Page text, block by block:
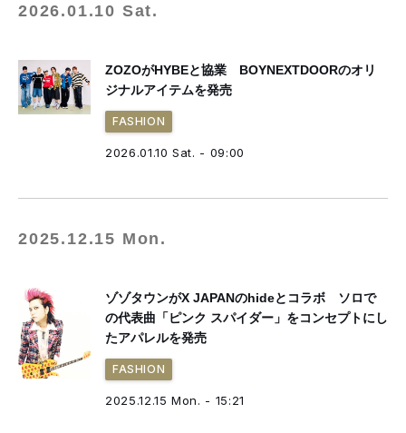
2026.01.10 Sat.
ZOZOがHYBEと協業 BOYNEXTDOORのオリ
ジナルアイテムを発売
FASHION
2026.01.10 Sat. - 09:00
2025.12.15 Mon.
ゾゾタウンがX JAPANのhideとコラボ ソロで
の代表曲「ピンク スパイダー」をコンセプトにし
たアパレルを発売
FASHION
2025.12.15 Mon. - 15:21